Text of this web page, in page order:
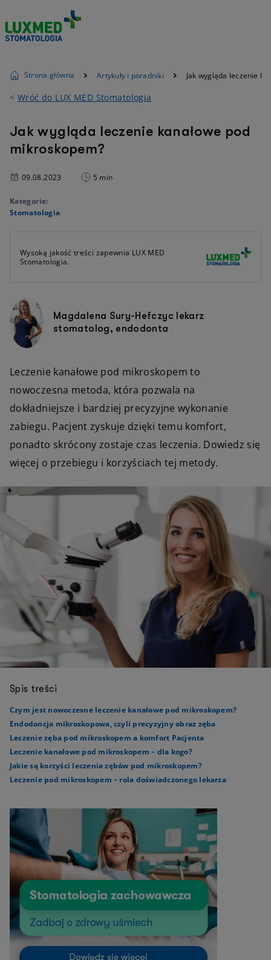
Strona główna Artykuły i poradniki Jak wygląda leczenie
< Wróć do LUX MED Stomatologia
Jak wygląda leczenie kanałowe pod
mikroskopem?
09.08.2023 5 min
Kategorie:
Stomatologia
Wysoką jakość treści zapewnia LUX MED
Stomatologia.
Magdalena Sury-Hefczyc lekarz
stomatolog, endodonta
Leczenie kanałowe pod mikroskopem to
nowoczesna metoda, która pozwala na
dokładniejsze i bardziej precyzyjne wykonanie
zabiegu. Pacjent zyskuje dzięki temu komfort,
ponadto skrócony zostaje czas leczenia. Dowiedz się
więcej o przebiegu i korzyściach tej metody.
Spis treści
Czym jest nowoczesne leczenie kanałowe pod mikroskopem?
Endodoncja mikroskopowa, czyli precyzyjny obraz zęba
Leczenie zęba pod mikroskopem a komfort Pacjenta
Leczenie kanałowe pod mikroskopem – dla kogo?
Jakie są korzyści leczenia zębów pod mikroskopem?
Leczenie pod mikroskopem – rola doświadczonego lekarza